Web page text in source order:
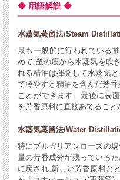
◆ 用語解説 ◆
水蒸気蒸留法/Steam
最も一般的に行われている
めて,釜の底から水蒸気を吹
れる精油は揮発して水蒸気
で冷やすと精油を含んだ芳
ことができます。最後に表
を芳香原料に直接あてること
水蒸気蒸留法/Water
特にブルガリアンローズの
量の芳香成分が残っている
に戻され,新しい芳香原料と